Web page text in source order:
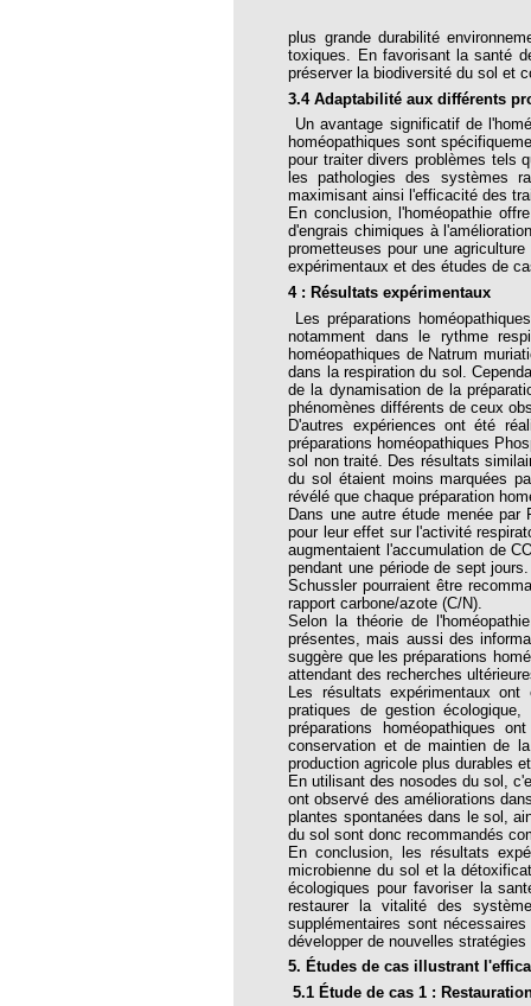
plus grande durabilité
toxiques. En favorisant la santé
préserver la biodiversité du sol et
3.4 Adaptabilité aux différents
Un avantage significatif de
homéopathiques sont
pour traiter divers problèmes tels
les pathologies des systèmes
maximisant ainsi l'efficacité des
En conclusion, l'homéopathie
d'engrais chimiques à
prometteuses pour une
expérimentaux et des études de
4 : Résultats expérimentaux
Les préparations
notamment dans le rythme
homéopathiques de Natrum
dans la respiration du sol.
de la dynamisation de la
phénomènes différents de ceux
D'autres expériences ont été
préparations homéopathiques
sol non traité. Des résultats
du sol étaient moins marquées
révélé que chaque préparation
Dans une autre étude menée
pour leur effet sur l'activité
augmentaient l'accumulation de
pendant une période de sept
Schussler pourraient être
rapport carbone/azote (C/N).
Selon la théorie de
présentes, mais aussi des
suggère que les préparations
attendant des recherches
Les résultats expérimentaux
pratiques de gestion
préparations homéopathiques
conservation et de maintien de
production agricole plus durables
En utilisant des nosodes du sol,
ont observé des améliorations
plantes spontanées dans le sol,
du sol sont donc recommandés
En conclusion, les résultats
microbienne du sol et la
écologiques pour favoriser la
restaurer la vitalité des
supplémentaires sont
développer de nouvelles
5. Études de cas illustrant
5.1 Étude de cas 1 :